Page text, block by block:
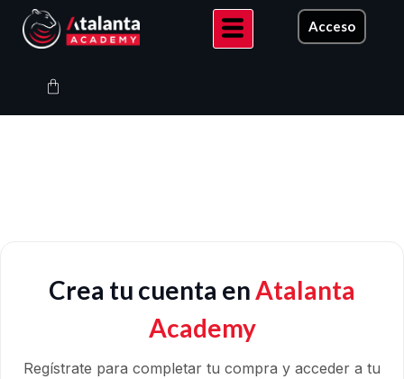
contenido
Acceso
Carrito
Crea tu cuenta enAtalanta
Academy
Regístrate para completar tu compra y acceder a tu